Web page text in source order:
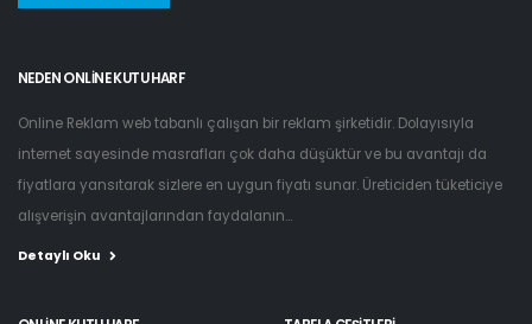
NEDEN ONLINE KUTU HARF
Online Reklam web tabanlı çalışan bir reklam şirketidir. Dolayısıyla
internet sayesinde masrafları çok daha düşüktür ve bu avantajı da
fiyatlara yansıtarak sizlere en uygun fiyatı sunar. Üreticiden tüketiciye
alışverişin avantajlarından faydalanın...
Detaylı Oku